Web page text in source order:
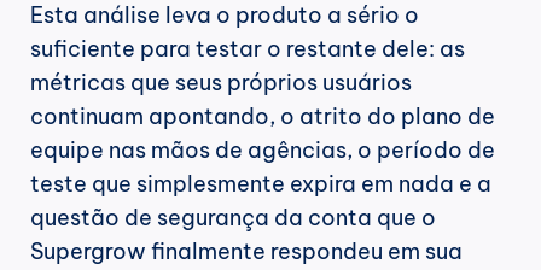
Esta análise leva o produto a sério o
suficiente para testar o restante dele: as
métricas que seus próprios usuários
continuam apontando, o atrito do plano de
equipe nas mãos de agências, o período de
teste que simplesmente expira em nada e a
questão de segurança da conta que o
Supergrow finalmente respondeu em sua